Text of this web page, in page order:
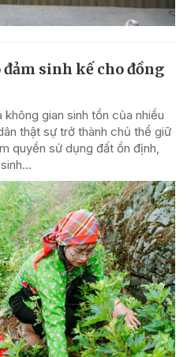
sinh kế cho đồng
gian sinh tồn của nhiều
thật sự trở thành chủ thể giữ
quyền sử dụng đất ổn định,